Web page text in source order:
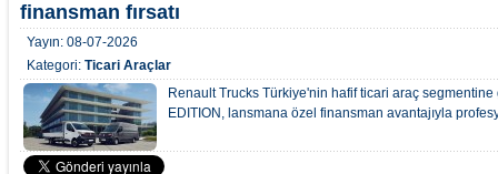
finansman fırsatı
Yayın: 08-07-2026
Kategori: Ticari Araçlar
Renault Trucks Türkiye'nin hafif ticari araç
EDITION, lansmana özel finansman avantajıyla